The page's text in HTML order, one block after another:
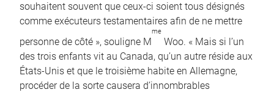
souhaitent souvent que ceux-ci soient tous désignés
comme exécuteurs testamentaires afin de ne mettre
personne de côté », souligne M
me
Woo. « Mais si l’un
des trois enfants vit au Canada, qu’un autre réside aux
États-Unis et que le troisième habite en Allemagne,
procéder de la sorte causera d’innombrables